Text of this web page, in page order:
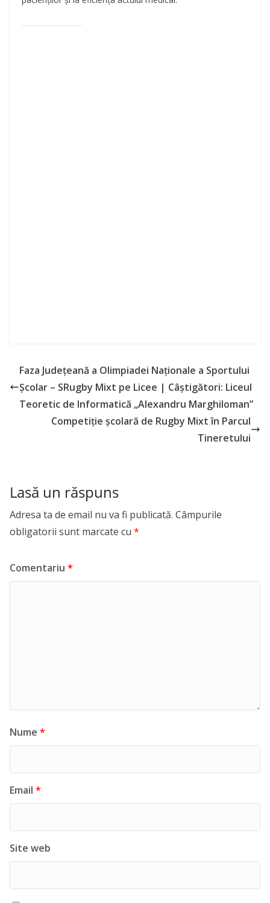
Faza Județeană a Olimpiadei Naționale a Sportului
Școlar – SRugby Mixt pe Licee | Câștigători: Liceul
Teoretic de Informatică „Alexandru Marghiloman”
Competiție școlară de Rugby Mixt în Parcul
Tineretului
Lasă un răspuns
Adresa ta de email nu va fi publicată. Câmpurile
obligatorii sunt marcate cu *
Comentariu *
Nume *
Email *
Site web